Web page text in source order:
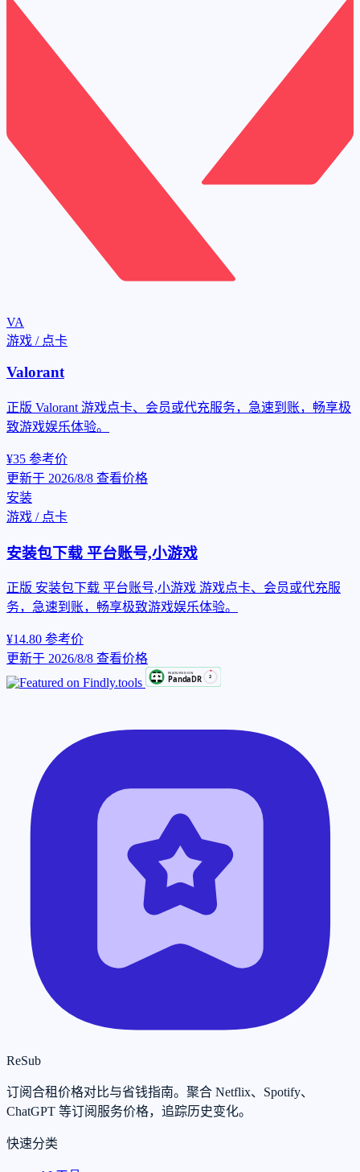
VA
游戏 / 点卡
Valorant
正版 Valorant 游戏点卡、会员或代充服务，急速到账，畅享极
致游戏娱乐体验。
¥35 参考价
更新于 2026/8/8 查看价格
安装
游戏 / 点卡
安装包下载 平台账号,小游戏
正版 安装包下载 平台账号,小游戏 游戏点卡、会员或代充服
务，急速到账，畅享极致游戏娱乐体验。
¥14.80 参考价
更新于 2026/8/8 查看价格
ReSub
订阅合租价格对比与省钱指南。聚合 Netflix、Spotify、
ChatGPT 等订阅服务价格，追踪历史变化。
快速分类